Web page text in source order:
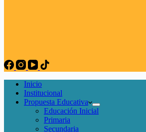
Inicio
Institucional
Propuesta Educativa
Educación Inicial
Primaria
Secundaria